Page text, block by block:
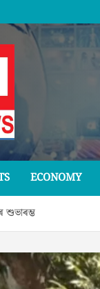
ECONOMY
শুভাৰম্ভ